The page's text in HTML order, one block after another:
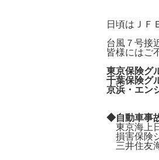
沿革
事業拠点
日頃はＪＦ
台風７号接
皆様にはご
東京保険グ
千葉保険グ
京浜・エン
◆自動車事
東京海
損害保険
三井住